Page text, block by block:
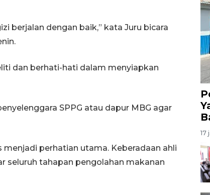
berjalan dengan baik,” kata Juru bicara
dan berhati-hati dalam menyiapkan
SPPG atau dapur MBG agar
perhatian utama. Keberadaan ahli
seluruh tahapan pengolahan makanan
17